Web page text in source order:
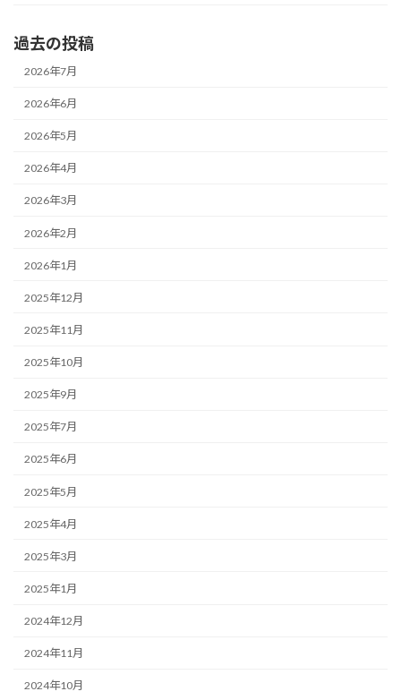
過去の投稿
2026年7月
2026年6月
2026年5月
2026年4月
2026年3月
2026年2月
2026年1月
2025年12月
2025年11月
2025年10月
2025年9月
2025年7月
2025年6月
2025年5月
2025年4月
2025年3月
2025年1月
2024年12月
2024年11月
2024年10月